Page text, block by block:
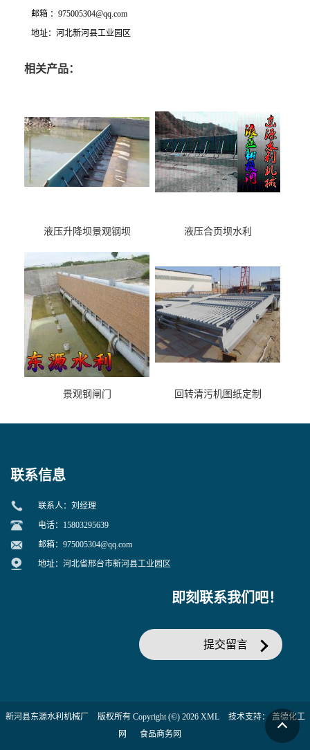
邮箱 ：975005304@qq.com
地址：河北新河县工业园区
相关产品：
液压升降坝景观钢坝 液压合页坝水利
景观钢闸门 回转清污机图纸定制
联系信息
联系人：刘经理
电话：15803295639
邮箱： 975005304@qq.com
地址：河北省邢台市新河县工业园区
即刻联系我们吧！
提交留言
新河县东源水利机械厂 版权所有 Copyright (©) 2026 XML 技术支持： 盖德化工
网
食品商务网